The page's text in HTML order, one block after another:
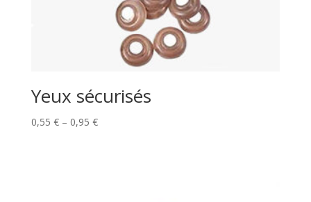
Yeux sécurisés
0,55 € – 0,95 €Price